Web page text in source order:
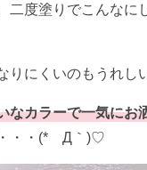
二度塗りでこんなに
りにくいのもうれし
なカラーで一気にお
・・(*´Д｀)♡